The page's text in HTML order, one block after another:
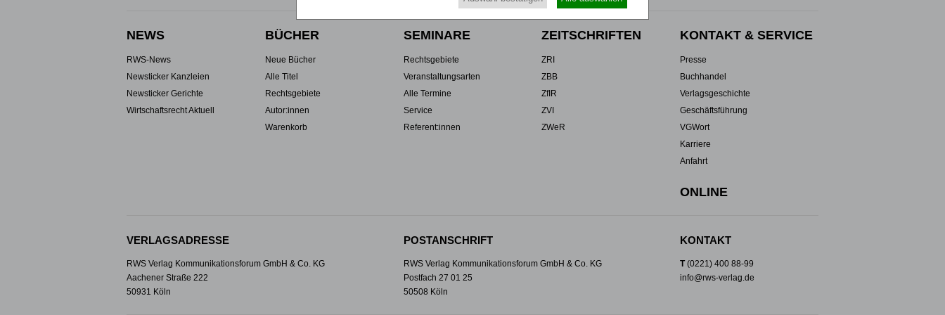
NEWS
RWS-News
Newsticker Kanzleien
Newsticker Gerichte
Wirtschaftsrecht Aktuell
BÜCHER
Neue Bücher
Alle Titel
Rechtsgebiete
Autor:innen
Warenkorb
SEMINARE
Rechtsgebiete
Veranstaltungsarten
Alle Termine
Service
Referent:innen
ZEITSCHRIFTEN
ZRI
ZBB
ZfIR
ZVI
ZWeR
KONTAKT & SERVICE
Presse
Buchhandel
Verlagsgeschichte
Geschäftsführung
VGWort
Karriere
Anfahrt
ONLINE
VERLAGSADRESSE
RWS Verlag Kommunikationsforum GmbH & Co. KG
Aachener Straße 222
50931 Köln
POSTANSCHRIFT
RWS Verlag Kommunikationsforum GmbH & Co. KG
Postfach 27 01 25
50508 Köln
KONTAKT
T(0221) 400 88-99
info@rws-verlag.de